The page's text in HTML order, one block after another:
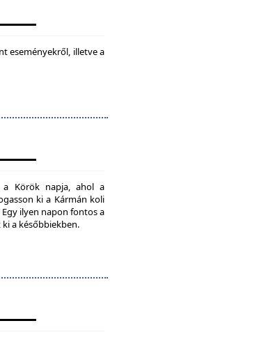
eseményekről, illetve a
a Körök napja, ahol a
ki a Kármán koli
ilyen napon fontos a
a későbbiekben.